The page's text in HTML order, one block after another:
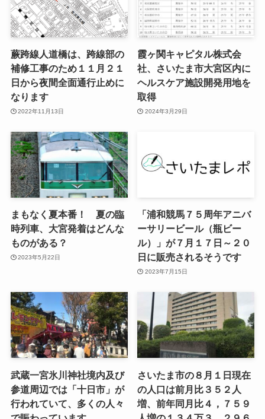
蕨跨線人道橋は、跨線部の
補修工事のため１１月２１
日から夜間全面通行止めに
なります
2022年11月13日
霞ヶ関キャピタル株式会
社、さいたま市大宮区内に
ヘルスケア施設開発用地を
取得
2024年3月29日
まもなく夏本番！ 夏の臨
時列車、大宮発着はどんな
ものがある？
2023年5月22日
「浦和競馬７５周年アニバ
ーサリービール（瓶ビー
ル）」が７月１７日～２０
日に販売されるそうです
2023年7月15日
武蔵一宮氷川神社境内及び
参道周辺では「十日市」が
行われていて、多くの人々
さいたま市の８月１日現在
の人口は前月比３５２人
増、前年同月比４，７５９